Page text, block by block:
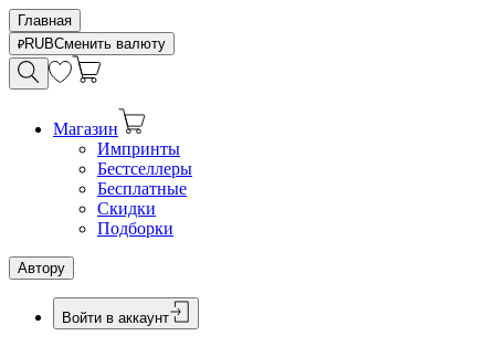
Главная
RUBСменить валюту
Магазин
Импринты
Бестселлеры
Бесплатные
Скидки
Подборки
Автору
Войти в аккаунт